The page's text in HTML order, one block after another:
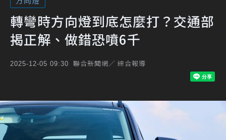
轉彎時方向燈到底怎麼打？交通部
揭正解、做錯恐噴6千
2025-12-05 09:30 聯合新聞網／ 綜合報導